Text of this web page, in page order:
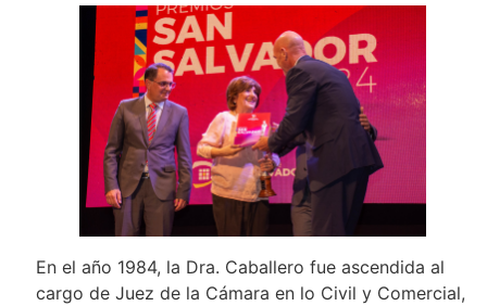
En el año 1984, la Dra. Caballero fue ascendida al
cargo de Juez de la Cámara en lo Civil y Comercial,